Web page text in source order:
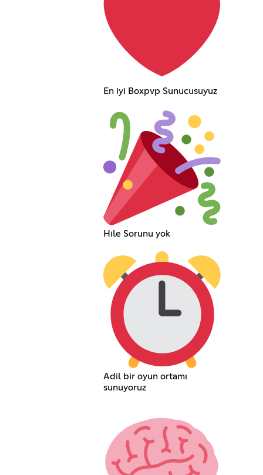
En iyi Boxpvp Sunucusuyuz
Hile Sorunu yok
Adil bir oyun ortamı
sunuyoruz